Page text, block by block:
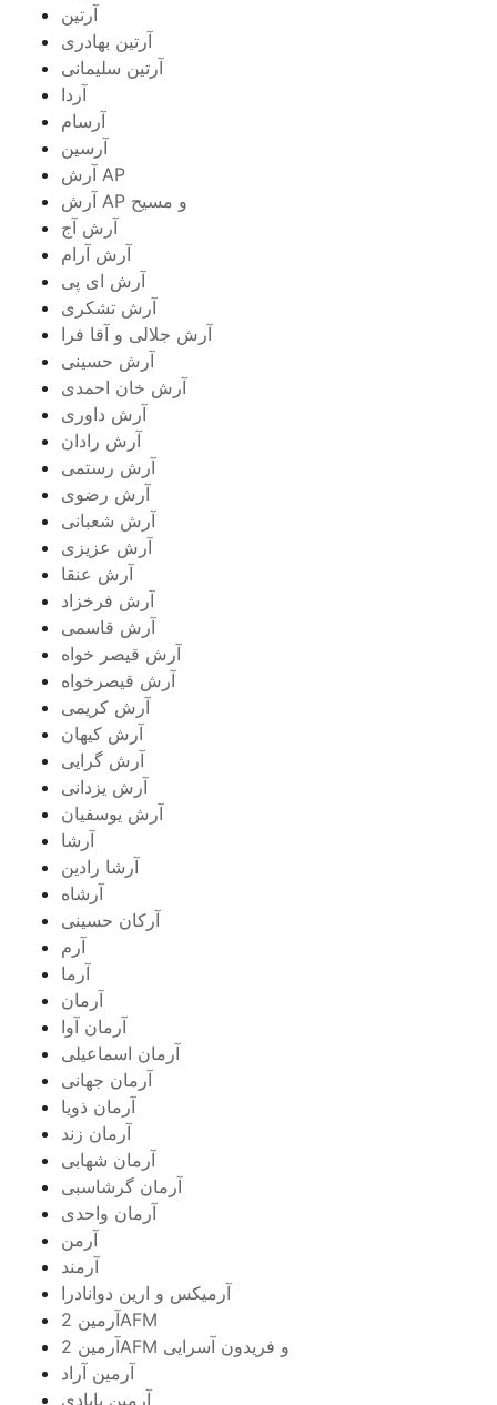
آرتین
آرتین بهادری
آرتین سلیمانی
آردا
آرسام
آرسین
آرش AP
آرش AP و مسیح
آرش آج
آرش آرام
آرش ای پی
آرش تشکری
آرش جلالی و آقا فرا
آرش حسینی
آرش خان احمدی
آرش داوری
آرش رادان
آرش رستمى
آرش رضوی
آرش شعبانی
آرش عزیزی
آرش عنقا
آرش فرخزاد
آرش قاسمی
آرش قیصر خواه
آرش قیصرخواه
آرش کریمی
آرش کیهان
آرش گرایی
آرش یزدانی
آرش یوسفیان
آرشا
آرشا رادین
آرشاه
آرکان حسینی
آرم
آرما
آرمان
آرمان آوا
آرمان اسماعیلی
آرمان جهانی
آرمان ذویا
آرمان زند
آرمان شهابی
آرمان گرشاسبی
آرمان واحدی
آرمن
آرمند
آرمیکس و ارین دوانادرا
آرمین 2AFM
آرمین 2AFM و فریدون آسرایی
آرمین آراد
آرمین بابادی